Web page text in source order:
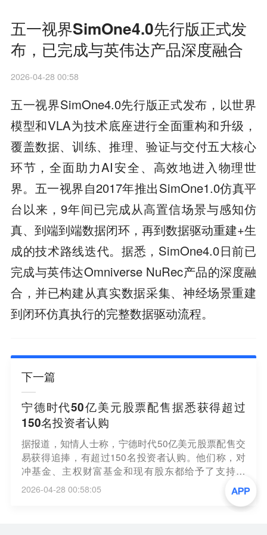
五一视界SimOne4.0先行版正式发
布，已完成与英伟达产品深度融合
2026-04-28 00:58
五一视界SimOne4.0先行版正式发布，以世界
模型和VLA为技术底座进行全面重构和升级，
覆盖数据、训练、推理、验证与交付五大核心
环节，全面助力AI安全、高效地进入物理世
界。五一视界自2017年推出SimOne1.0仿真平
台以来，9年间已完成从高置信场景与感知仿
真、到端到端数据闭环，再到数据驱动重建+生
成的技术路线迭代。据悉，SimOne4.0日前已
完成与英伟达Omniverse NuRec产品的深度融
合，并已构建从真实数据采集、神经场景重建
到闭环仿真执行的完整数据驱动流程。
下一篇
宁德时代50亿美元股票配售据悉获得超过
150名投资者认购
据报道，知情人士称，宁德时代50亿美元股票配售交
易获得追捧，有超过150名投资者认购。他们称，对
冲基金、主权财富基金和现有股东都给予了支持。
（财联社）
2026-04-28 00:58:05